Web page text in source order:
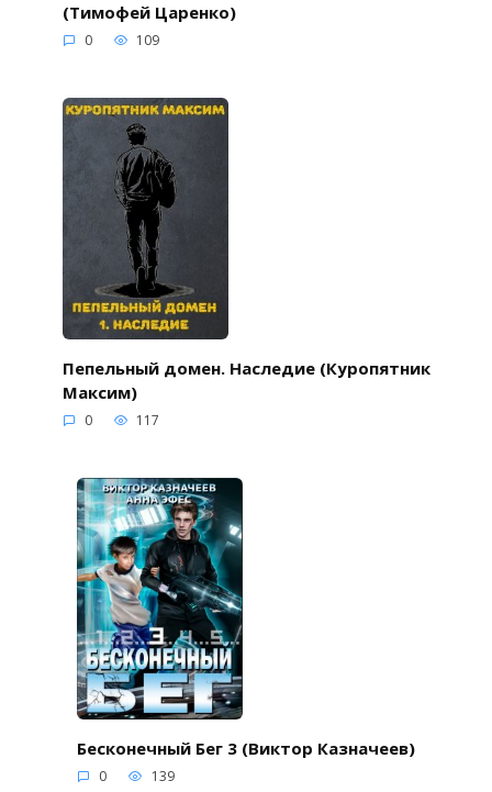
(Тимофей Царенко)
0 109
Пепельный домен. Наследие (Куропятник
Максим)
0 117
Бесконечный Бег 3 (Виктор Казначеев)
0 139